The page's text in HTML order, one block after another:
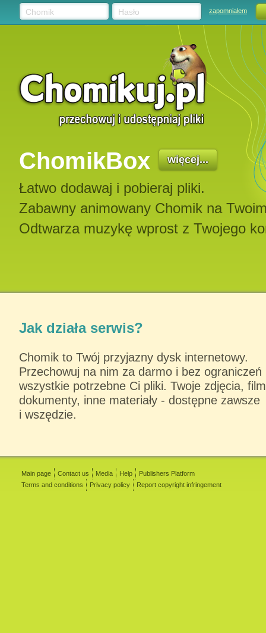
Chomik Hasło zapomniałem
ChomikBox więcej...
Łatwo dodawaj i pobieraj pliki.
Zabawny animowany Chomik na
Odtwarza muzykę wprost z Twojego
Jak działa serwis?
Chomik to Twój przyjazny dysk internetowy.
Przechowuj na nim za darmo i bez ograniczeń
wszystkie potrzebne Ci pliki. Twoje zdjęcia,
dokumenty, inne materiały - dostępne zawsze
i wszędzie.
Main page Contact us Media Help
Publishers Platform
Terms and conditions
Privacy policy Report copyright infringement